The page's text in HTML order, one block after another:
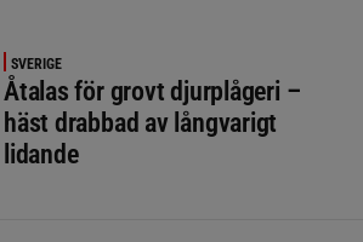
SVERIGE
Åtalas för grovt djurplågeri –
häst drabbad av långvarigt
lidande